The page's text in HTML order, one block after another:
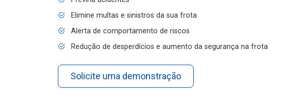
Elimine multas e sinistros da sua frota
Alerta de comportamento de riscos
Redução de desperdícios e aumento da segurança na frota
Solicite uma demonstração